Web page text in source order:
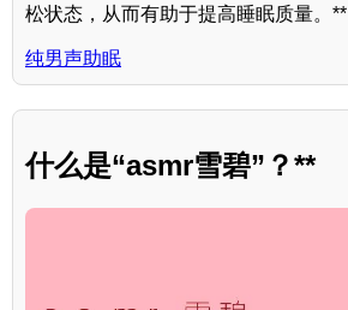
松状态，从而有助于提高睡眠质量。**
纯男声助眠
什么是“asmr雪碧”？**